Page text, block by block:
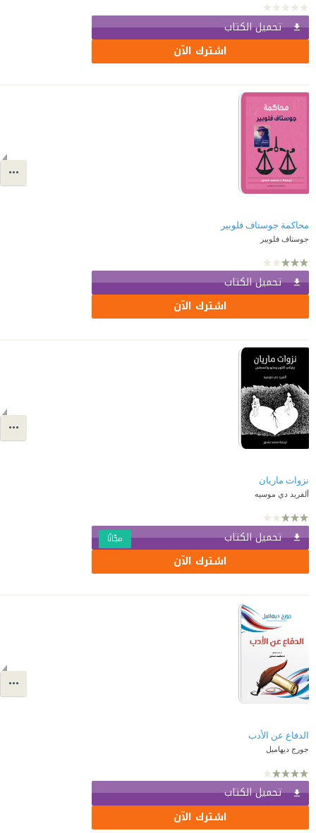
تحميل الكتاب
اشترك الآن
محاكمة جوستاف فلوبير
جوستاف فلوبير
تحميل الكتاب
اشترك الآن
نزوات ماريان
ألفريد دي موسيه
تحميل الكتاب مجّانًا
اشترك الآن
الدفاع عن الأدب
جورج ديهاميل
تحميل الكتاب
اشترك الآن